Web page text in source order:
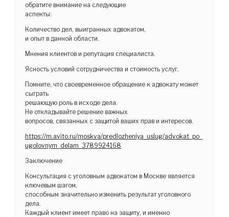
обратите внимание на следующие
аспекты:
Количество дел, выигранных адвокатом,
и опыт в данной области.
Мнения клиентов и репутация специалиста.
Ясность условий сотрудничества и стоимость услуг.
Помните, что своевременное обращение к адвокату может
сыграть
решающую роль в исходе дела.
Не откладывайте решение важных
вопросов, связанных с защитой ваших прав и интересов.
https://m.avito.ru/moskva/predlozheniya_uslug/advokat_po_
ugolovnym_delam_3789924168
Заключение
Консультация с уголовным адвокатом в Москве является
ключевым шагом,
способным значительно изменить результат уголовного
дела.
Каждый клиент имеет право на защиту, и именно